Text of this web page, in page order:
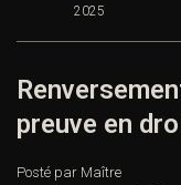
2025
preuve en
Posté par Maître